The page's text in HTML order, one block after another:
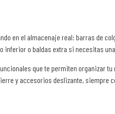
en el almacenaje real: barras de
inferior o baldas extra si necesitas
que te permiten organizar
y accesorios deslizante, siempre